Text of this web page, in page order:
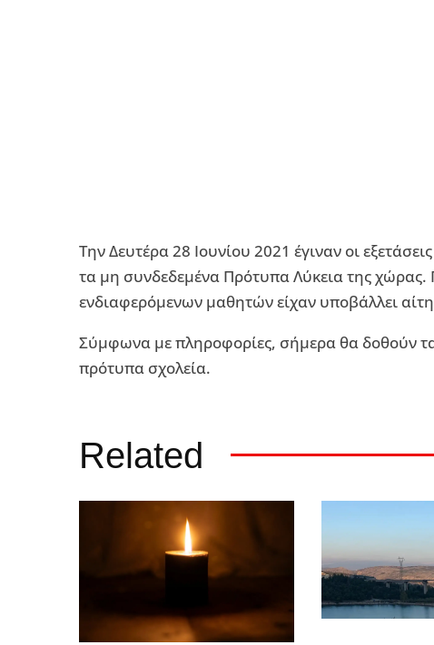
Την Δευτέρα 28 Ιουνίου 2021 έγιναν οι
τα μη συνδεδεμένα Πρότυπα Λύκεια της χώρας.
ενδιαφερόμενων μαθητών είχαν υποβάλλει
Σύμφωνα με πληροφορίες, σήμερα θα δοθούν
πρότυπα σχολεία.
Related